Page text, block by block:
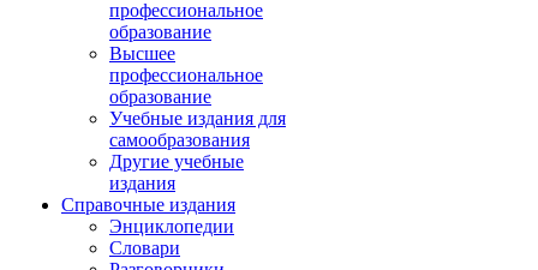
профессиональное
образование
Высшее
профессиональное
образование
Учебные издания для
самообразования
Другие учебные
издания
Справочные издания
Энциклопедии
Словари